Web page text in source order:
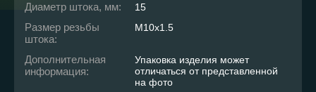
Диаметр штока, мм: 15
Размер резьбы
штока:
M10x1.5
Дополнительная
информация:
Упаковка изделия может
отличаться от представленной
на фото